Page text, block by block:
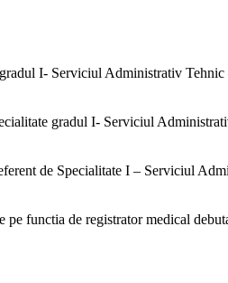
I- Serviciul Administrativ
gradul I- Serviciul
de Specialitate I – Serviciul
functia de registrator medical